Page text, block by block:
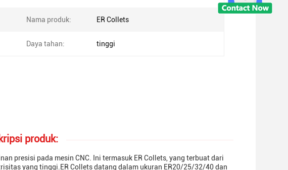
Nama produk: ER Collets
Daya tahan: tinggi
produk:
presisi pada mesin CNC. Ini termasuk ER Collets, yang terbuat dari
yang tinggi.ER Collets datang dalam ukuran ER20/25/32/40 dan